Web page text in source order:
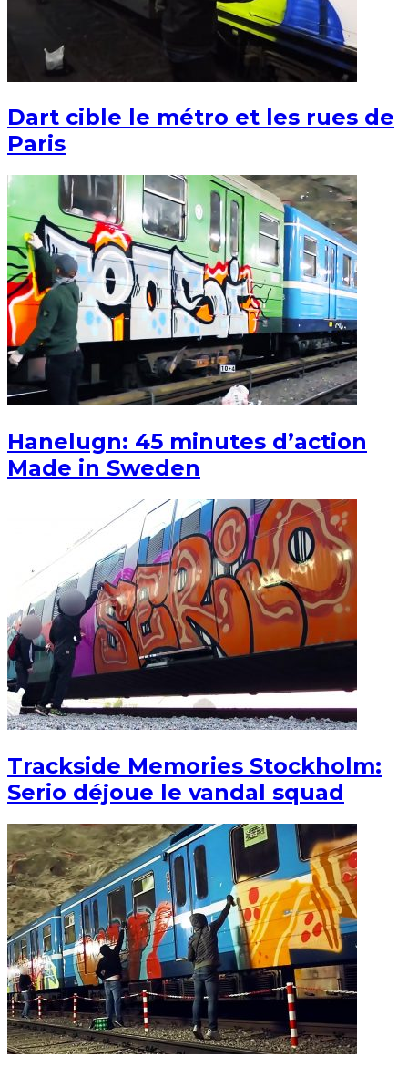
Dart cible le métro et les rues de
Paris
Hanelugn: 45 minutes d’action
Made in Sweden
Trackside Memories Stockholm:
Serio déjoue le vandal squad